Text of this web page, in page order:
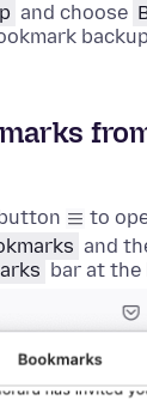
and choose
to
and
bar at